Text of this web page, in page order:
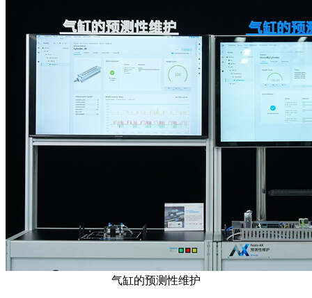
气缸的预测性维护